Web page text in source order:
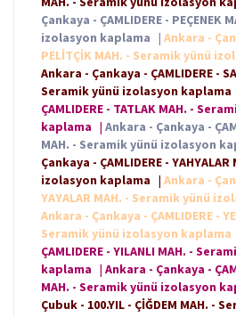
Çankaya - ÇAMLIDERE - PEÇENEK
izolasyon kaplama | Ankara -
PELİTÇİK MAH. - Seramik yünü
Ankara - Çankaya - ÇAMLIDERE -
Seramik yünü izolasyon kaplama
ÇAMLIDERE - TATLAK MAH. -
kaplama | Ankara - Çankaya -
MAH. - Seramik yünü izolasyon
Çankaya - ÇAMLIDERE -
izolasyon kaplama | Ankara -
YAYALAR MAH. - Seramik yünü
Ankara - Çankaya - ÇAMLIDERE -
Seramik yünü izolasyon kaplama
ÇAMLIDERE - YILANLI MAH. -
kaplama | Ankara - Çankaya -
MAH. - Seramik yünü izolasyon
Çubuk - 100.YIL - ÇİĞDEM MAH. -